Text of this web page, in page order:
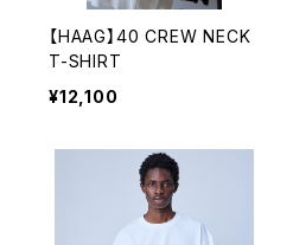
【HAAG】40 CREW NECK
T-SHIRT
¥12,100